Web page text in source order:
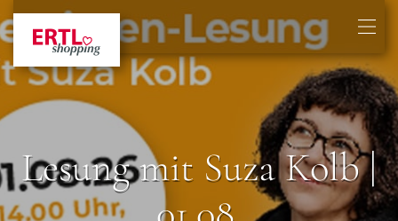
Lesung mit Suza Kolb |